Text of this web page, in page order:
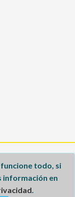
todo, si
información en
.